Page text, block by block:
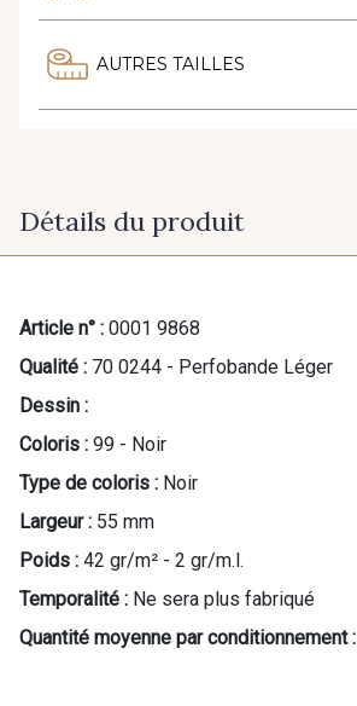
AUTRES TAILLES
Détails du produit
Article n° : 0001 9868
Qualité : 70 0244 - Perfobande Léger
Dessin :
Coloris : 99 - Noir
Type de coloris : Noir
Largeur : 55 mm
Poids : 42 gr/m² - 2 gr/m.l.
Temporalité : Ne sera plus fabriqué
Quantité moyenne par conditionnement :